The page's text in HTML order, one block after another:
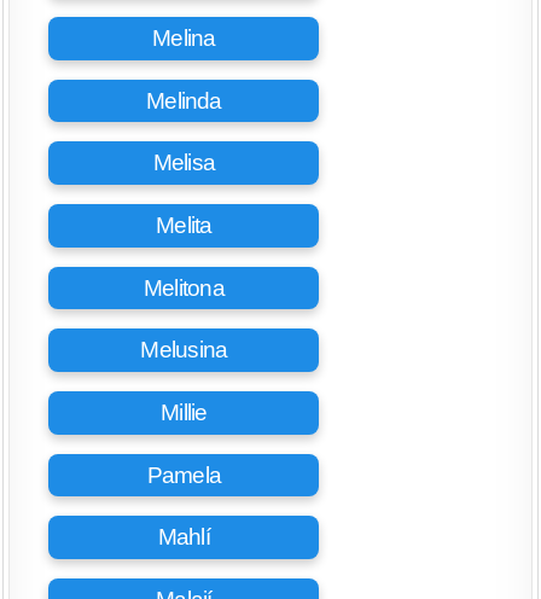
Melina
Melinda
Melisa
Melita
Melitona
Melusina
Millie
Pamela
Mahlí